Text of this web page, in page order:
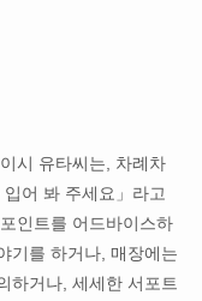
시 유타씨는, 차례차
어 봐 주세요」라고
인트를 어드바이스하
기를 하거나, 매장에는
하거나, 세세한 서포트